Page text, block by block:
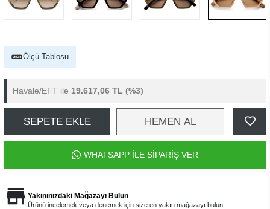
Ölçü Tablosu
Havale/EFT ile 19.617,06 TL (%3)
SEPETE EKLE HEMEN AL
WHATSAPP İLE SİPARİŞ VER
Yakınınızdaki Mağazayı Bulun
Ürünü incelemek veya denemek için size en yakın mağazayı bulun.